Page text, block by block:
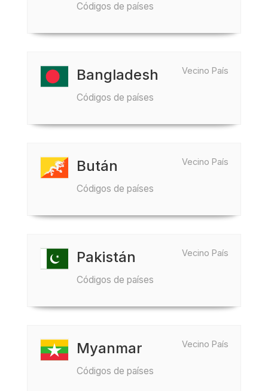
Códigos de países
Vecino País
Bangladesh
Códigos de países
Vecino País
Bután
Códigos de países
Vecino País
Pakistán
Códigos de países
Vecino País
Myanmar
Códigos de países